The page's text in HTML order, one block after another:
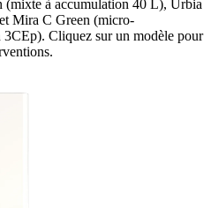
à accumulation 40 L), Urbia
Mira C Green (micro-
Cliquez sur un modèle pour